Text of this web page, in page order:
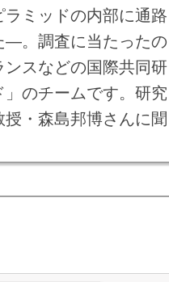
ミッドの内部に通路
―。調査に当たったの
スなどの国際共同研
のチームです。研究
・森島邦博さんに聞